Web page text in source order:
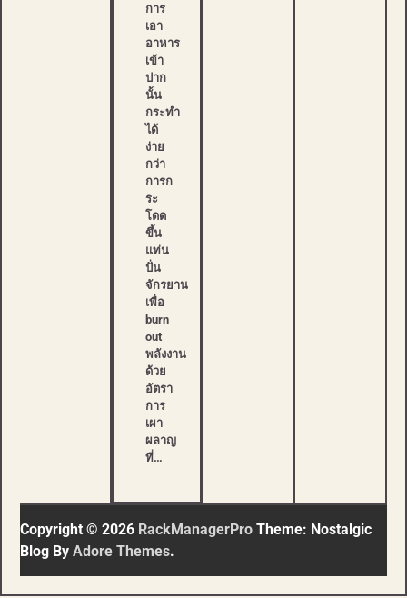
การ
เอา
อาหาร
เข้า
ปาก
นั้น
กระทำ
ได้
ง่าย
กว่า
การก
ระ
โดด
ขึ้น
แท่น
ปั่น
จักรยาน
เพื่อ
burn
out
พลังงาน
ด้วย
อัตรา
การ
เผา
ผลาญ
ที่…
Copyright © 2026 RackManagerPro Theme: Nostalgic
Blog By Adore Themes.